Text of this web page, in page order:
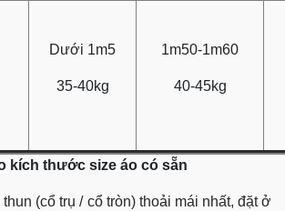
Dưới 1m5
35-40kg
1m50-1m60
40-45kg
kích thước size áo có sẵn
(cổ trụ / cổ tròn) thoải mái nhất, đặt ở